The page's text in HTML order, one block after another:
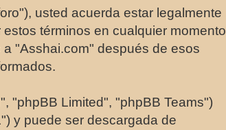
usted acuerda estar legalmente
términos en cualquier momento
"Asshai.com" después de esos
"phpBB Limited", "phpBB Teams")
y puede ser descargada de